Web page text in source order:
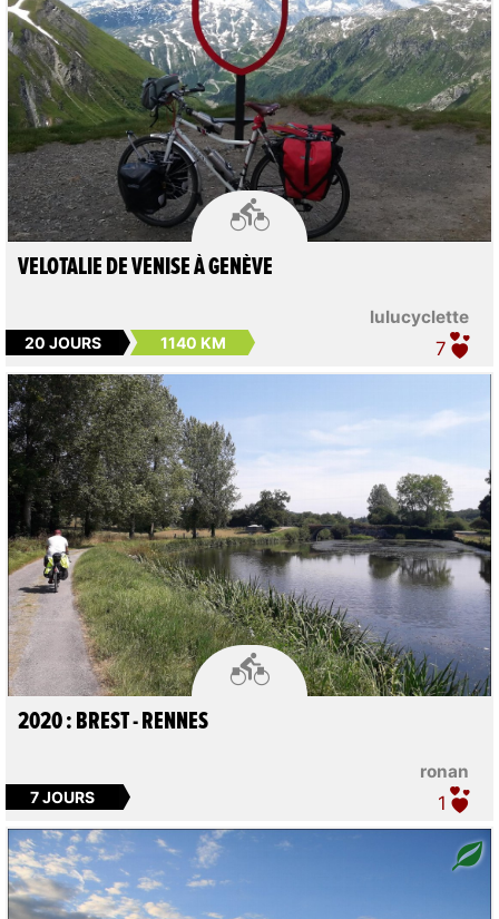

lulucyclette
VELOTALIE DE VENISE À GENÈVE
20 JOURS 1140 KM 7

ronan
2020 : BREST - RENNES
7 JOURS 1